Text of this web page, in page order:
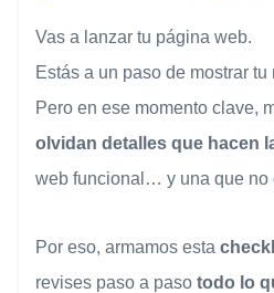
Vas a lanzar tu página web.
Estás a un paso de mostrar tu
Pero en ese momento clave,
olvidan detalles que hacen
web funcional… y una que no
Por eso, armamos esta
revises paso a paso todo lo